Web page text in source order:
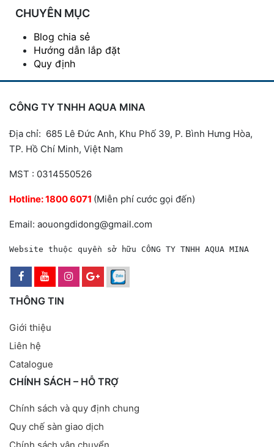
CHUYÊN MỤC
Blog chia sẻ
Hướng dẫn lắp đặt
Quy định
CÔNG TY TNHH AQUA MINA
Địa chỉ: 685 Lê Đức Anh, Khu Phố 39, P. Bình Hưng Hòa,
TP. Hồ Chí Minh, Việt Nam
MST : 0314550526
Hotline:1800 6071 (Miễn phí cước gọi đến)
Email: aouongdidong@gmail.com
Website thuộc quyền sở hữu CÔNG TY TNHH AQUA MINA
THÔNG TIN
Giới thiệu
Liên hệ
Catalogue
CHÍNH SÁCH – HỖ TRỢ
Chính sách và quy định chung
Quy chế sàn giao dịch
Chính sách vận chuyển